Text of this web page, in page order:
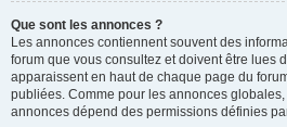
Que sont les annonces ?
Les annonces contiennent souvent des
forum que vous consultez et doivent être lues
apparaissent en haut de chaque page du
publiées. Comme pour les annonces
annonces dépend des permissions définies